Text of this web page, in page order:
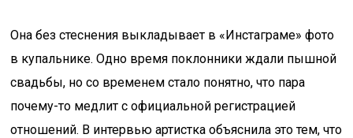
Она без стеснения выкладывает в «Инстаграме» фото
в купальнике. Одно время поклонники ждали пышной
свадьбы, но со временем стало понятно, что пара
почему-то медлит с официальной регистрацией
отношений. В интервью артистка объяснила это тем, что